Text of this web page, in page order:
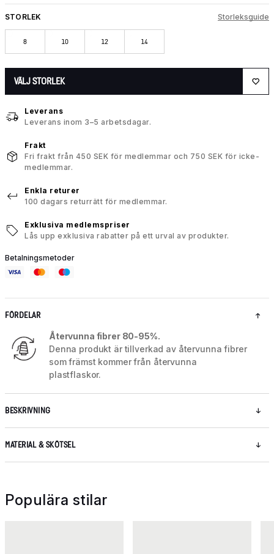
STORLEK Storleksguide
8 10 12 14
VÄLJ STORLEK
Leverans
Leverans inom 3–5 arbetsdagar.
Frakt
Fri frakt från 450 SEK för medlemmar och 750 SEK för icke-
medlemmar.
Enkla returer
100 dagars returrätt för medlemmar.
Exklusiva medlemspriser
Lås upp exklusiva rabatter på ett urval av produkter.
Betalningsmetoder
FÖRDELAR
Återvunna fibrer 80-95%.
Denna produkt är tillverkad av återvunna fibrer
som främst kommer från återvunna
plastflaskor.
BESKRIVNING
MATERIAL & SKÖTSEL
Populära stilar